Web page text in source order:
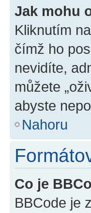
Jak mohu
Kliknutím
čímž ho
nevidíte,
můžete
abyste
Nahoru
Co je
BBCode je